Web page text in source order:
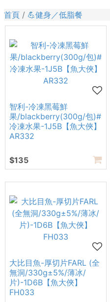
首頁 💪健身／低脂餐
智利-冷凍黑莓鮮
果/blackberry(300g/包)#
冷凍水果-1J5B【魚大俠】
AR332
$135
大比目魚-厚切片FARL (全
無洞/330g±5%/薄冰/
片)-1D6B【魚大俠】
FH033